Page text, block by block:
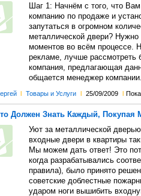
Шаг 1: Начнём с того, что
компанию по продаже и
запутаться в огромном
металлической двери?
моментов во всём процессе.
рекламе, лучше рассмотреть
компания, предлагающая
общается менеджер
l Товары и Услуги l 25/09/2009 l
Должен Знать Каждый, Покупая
Уют за металлической
входные двери в квартиры
Мы можем дать ответ! Это
когда разрабатывались
правила), было принято
советские доблестные
ударом ноги вышибить